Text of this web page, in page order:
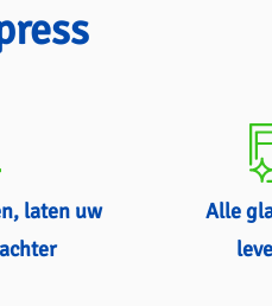
laten uw
Alle